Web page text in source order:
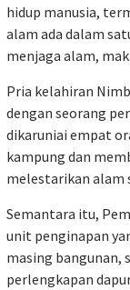
hidup manusia,
alam ada dalam
menjaga alam,
Pria kelahiran
dengan seorang
dikaruniai empat
kampung dan
melestarikan alam
Semantara itu,
unit penginapan
masing bangunan,
perlengkapan